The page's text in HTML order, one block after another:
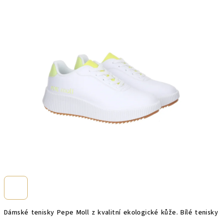
Dámské tenisky Pepe Moll z kvalitní ekologické kůže. Bílé tenisky